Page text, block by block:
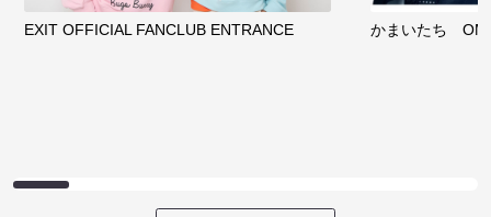
EXIT OFFICIAL FANCLUB ENTRANCE かまいたち